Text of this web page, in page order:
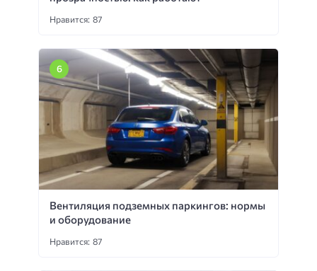
Нравится: 87
Вентиляция подземных паркингов: нормы
и оборудование
Нравится: 87